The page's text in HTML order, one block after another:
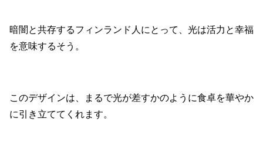
暗闇と共存するフィンランド人にとって、光は活力と幸福
を意味するそう。
このデザインは、まるで光が差すかのように食卓を華やか
に引き立ててくれます。